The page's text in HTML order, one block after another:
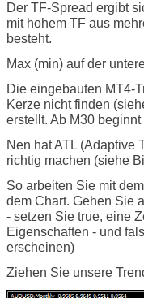
Der TF-Spread ergibt
mit hohem TF aus
besteht.
Max (min) auf der
Die eingebauten MT4-
Kerze nicht finden
erstellt. Ab M30
Nen hat ATL (Adaptive
richtig machen (siehe
So arbeiten Sie mit
dem Chart. Gehen Sie
- setzen Sie true, eine
Eigenschaften - und
erscheinen)
Ziehen Sie unsere